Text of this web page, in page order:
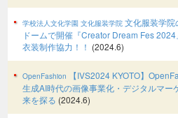
学校法人文化学園 文化服装学院 文化服装学
ドームで開催『Creator Dream Fes
衣装制作協力！！ (2024.6)
OpenFashion
【IVS2024 KYOTO】
生成AI時代の画像事業化・デジタルマ
来を探る (2024.6)